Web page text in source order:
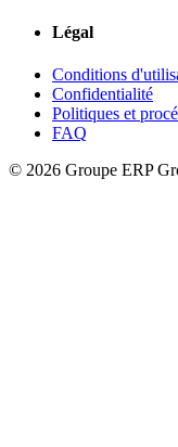
Légal
Conditions
Confidentialité
Politiques et
FAQ
© 2026 Groupe ERP